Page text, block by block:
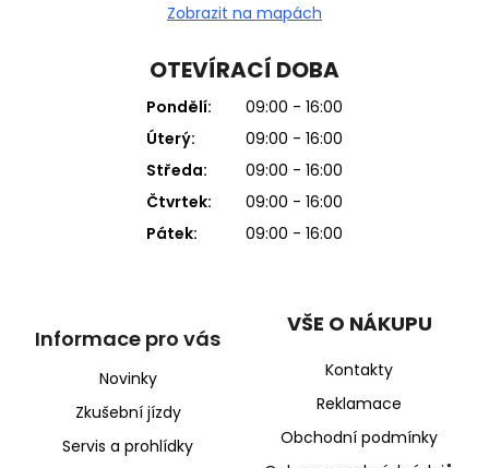
Zobrazit na mapách
OTEVÍRACÍ DOBA
Pondělí:
09:00 - 16:00
Úterý:
09:00 - 16:00
Středa:
09:00 - 16:00
Čtvrtek:
09:00 - 16:00
Pátek:
09:00 - 16:00
Informace pro vás
Novinky
Zkušební jízdy
Servis a prohlídky
VŠE O NÁKUPU
Kontakty
Reklamace
Obchodní podmínky